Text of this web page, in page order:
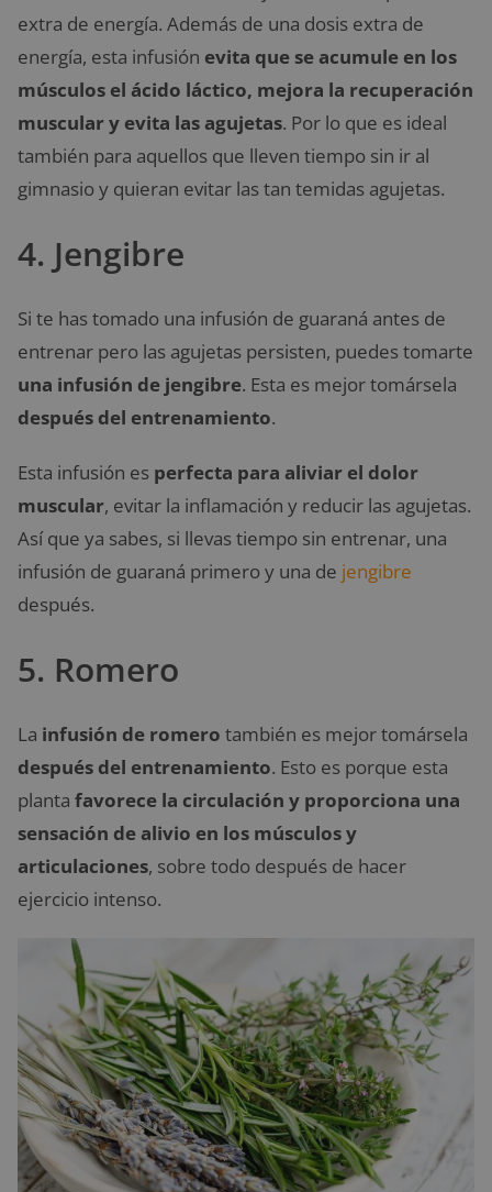
extra de energía. Además de una dosis extra de
energía, esta infusión evita que se acumule en los
músculos el ácido láctico, mejora la recuperación
muscular y evita las agujetas. Por lo que es ideal
también para aquellos que lleven tiempo sin ir al
gimnasio y quieran evitar las tan temidas agujetas.
4. Jengibre
Si te has tomado una infusión de guaraná antes de
entrenar pero las agujetas persisten, puedes tomarte
una infusión de jengibre. Esta es mejor tomársela
después del entrenamiento.
Esta infusión es perfecta para aliviar el dolor
muscular, evitar la inflamación y reducir las agujetas.
Así que ya sabes, si llevas tiempo sin entrenar, una
infusión de guaraná primero y una de jengibre
después.
5. Romero
La infusión de romero también es mejor tomársela
después del entrenamiento. Esto es porque esta
planta favorece la circulación y proporciona una
sensación de alivio en los músculos y
articulaciones, sobre todo después de hacer
ejercicio intenso.